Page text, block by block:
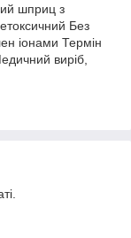
шприц з
Без
іонами Термін
виріб,